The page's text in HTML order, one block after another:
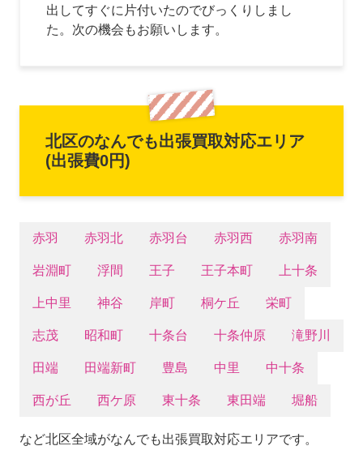
出してすぐに片付いたのでびっくりしまし
た。次の機会もお願いします。
北区のなんでも出張買取対応エリア
(出張費0円)
赤羽 赤羽北 赤羽台 赤羽西 赤羽南
岩淵町 浮間 王子 王子本町 上十条
上中里 神谷 岸町 桐ケ丘 栄町
志茂 昭和町 十条台 十条仲原 滝野川
田端 田端新町 豊島 中里 中十条
西が丘 西ケ原 東十条 東田端 堀船
など北区全域がなんでも出張買取対応エリアです。